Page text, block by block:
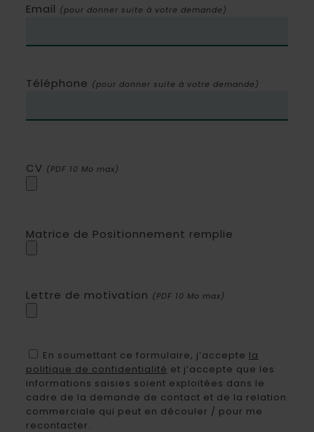
Email (pour donner suite à votre demande)
Téléphone (pour donner suite à votre demande)
CV (PDF 10 Mo max)
Matrice de Positionnement remplie
Lettre de motivation (PDF 10 Mo max)
En soumettant ce formulaire, j’accepte la
politique de confidentialité et j’accepte que les
informations saisies soient exploitées dans le
cadre de la demande de contact et de la relation
commerciale qui peut en découler / pour me
recontacter.